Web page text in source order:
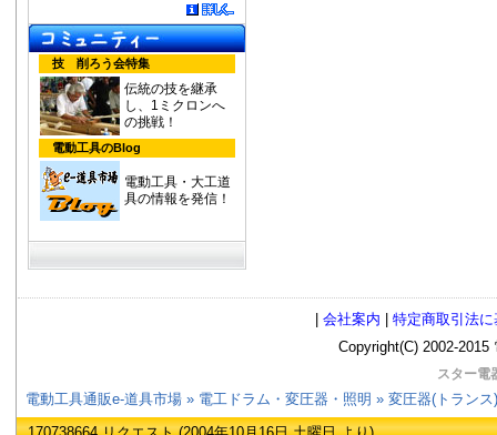
技 削ろう会特集
伝統の技を継承
し、1ミクロンへ
の挑戦！
電動工具のBlog
電動工具・大工道
具の情報を発信！
会社案内
特定商取引法
Copyright(C) 2002-
スター電
電動工具通販e-道具市場 » 電工ドラム・変圧器・照明 » 変圧器(トランス)